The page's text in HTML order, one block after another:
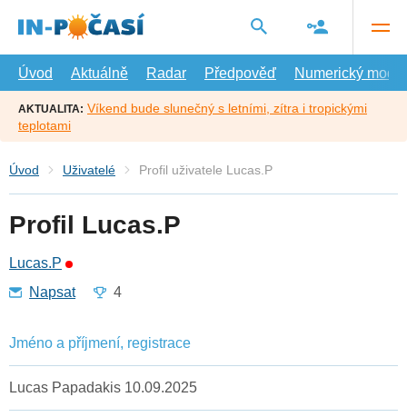
hlavní
Úvod
Aktuálně Radar Předpověď Numerický model
AKTUALITA: Víkend bude slunečný s letními, zítra i tropickými
teplotami
Úvod Uživatelé Profil uživatele Lucas.P
Profil Lucas.P
Lucas.P
Napsat
4
Jméno a příjmení, registrace
Lucas Papadakis 10.09.2025